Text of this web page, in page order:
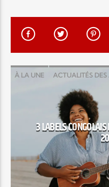
À LA UNE ACTUALITÉS DES
3 LABELS